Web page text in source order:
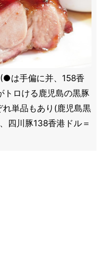
は手偏に并、158香
ロける鹿児島の黒豚
れ単品もあり(鹿児島黒
四川豚138香港ドル＝